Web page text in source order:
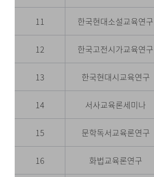
11 한국현대소설교육연구
12 한국고전시가교육연구
13 한국현대시교육연구
14 서사교육론세미나
15 문학독서교육론연구
16 화법교육론연구